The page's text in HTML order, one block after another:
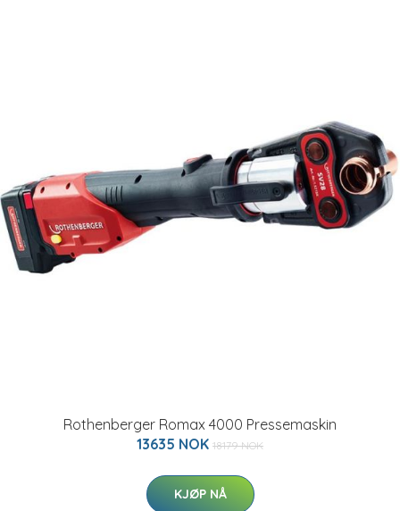
Rothenberger Romax 4000 Pressemaskin
13635 NOK 18179 NOK
KJØP NÅ